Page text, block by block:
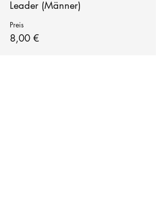
Leader (Männer)
Preis
8,00 €